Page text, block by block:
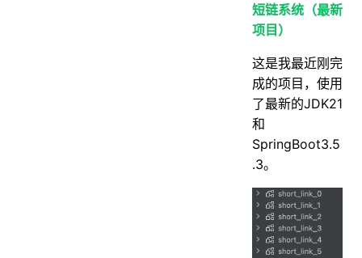
短链系统（最新
项目）
这是我最近刚完
成的项目，使用
了最新的JDK21
和
SpringBoot3.5
.3。